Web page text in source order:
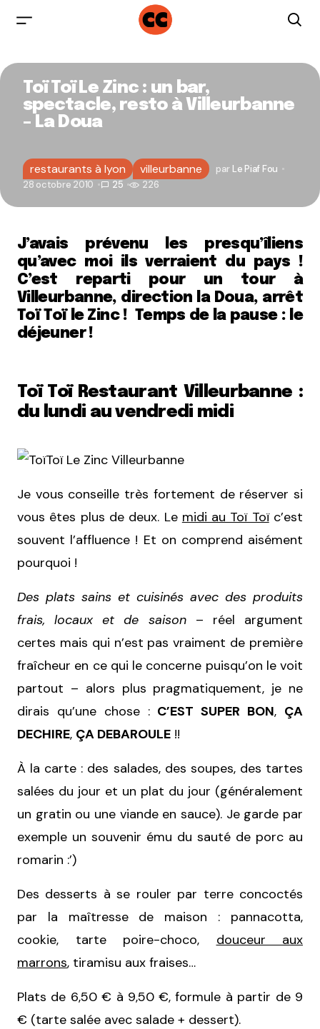
Toï Toï Le Zinc : un bar,
spectacle, resto à Villeurbanne
– La Doua
restaurants à lyon villeurbanne par Le Piaf Fou
28 octobre 2010
25 226
J’avais prévenu les presqu’îliens
qu’avec moi ils verraient du pays !
C’est reparti pour un tour à
Villeurbanne, direction la Doua, arrêt
Toï Toï le Zinc ! Temps de la pause : le
déjeuner !
Toï Toï Restaurant Villeurbanne :
du lundi au vendredi midi
Je vous conseille très fortement de réserver si
vous êtes plus de deux. Le midi au Toï Toïc’est
souvent l’affluence ! Et on comprend aisément
pourquoi !
Des plats sains et cuisinés avec des produits
frais, locaux et de saison– réel argument
certes mais qui n’est pas vraiment de première
fraîcheur en ce qui le concerne puisqu’on le voit
partout – alors plus pragmatiquement, je ne
dirais qu’une chose : C’EST SUPER BON, ÇA
DECHIRE, ÇA DEBAROULE !!
À la carte : des salades, des soupes, des tartes
salées du jour et un plat du jour (généralement
un gratin ou une viande en sauce). Je garde par
exemple un souvenir ému du sauté de porc au
romarin :’)
Des desserts à se rouler par terre concoctés
par la maîtresse de maison : pannacotta,
cookie, tarte poire-choco, douceur aux
marrons, tiramisu aux fraises…
Plats de 6,50 € à 9,50 €, formule à partir de 9
€ (tarte salée avec salade + dessert).